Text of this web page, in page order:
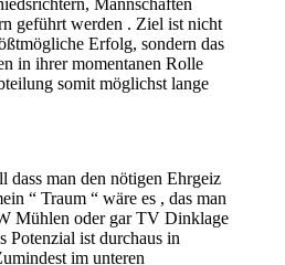
Mannschaften
geführt werden . Ziel ist nicht
Erfolg, sondern das
in ihrer momentanen Rolle
somit möglichst lange
dass man den nötigen Ehrgeiz
“ Traum “ wäre es , das man
Mühlen oder gar TV Dinklage
Potenzial ist durchaus in
im unteren